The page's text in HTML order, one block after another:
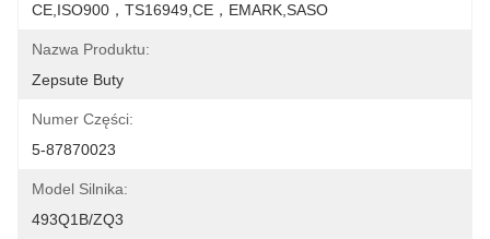
CE,ISO900，TS16949,CE，EMARK,SASO
Nazwa Produktu:
Zepsute Buty
Numer Części:
5-87870023
Model Silnika:
493Q1B/ZQ3